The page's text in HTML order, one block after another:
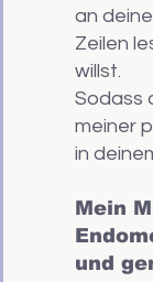
an
Zeilen
willst.
Sodass
meiner
in
Mein
und